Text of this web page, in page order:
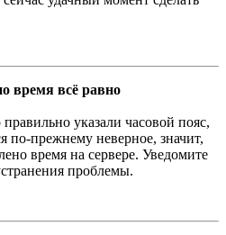
время всё равно
указали часовой пояс,
по-прежнему неверное, значит,
время на сервере. Уведомите
проблемы.